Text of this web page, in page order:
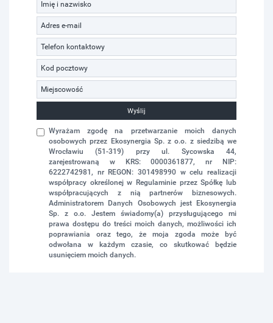
Wyślij
Wyrażam zgodę na przetwarzanie moich danych
osobowych przez Ekosynergia Sp. z o.o. z siedzibą we
Wrocławiu (51-319) przy ul. Sycowska 44,
zarejestrowaną w KRS: 0000361877, nr NIP:
6222742981, nr REGON: 301498990 w celu realizacji
współpracy określonej w Regulaminie przez Spółkę lub
współpracujących z nią partnerów biznesowych.
Administratorem Danych Osobowych jest Ekosynergia
Sp. z o.o. Jestem świadomy(a) przysługującego mi
prawa dostępu do treści moich danych, możliwości ich
poprawiania oraz tego, że moja zgoda może być
odwołana w każdym czasie, co skutkować będzie
usunięciem moich danych.